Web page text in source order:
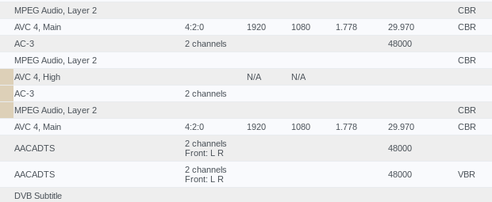
MPEG Audio, Layer 2 CBR
AVC 4, Main 4:2:0 1920 1080 1.778 29.970 CBR
AC-3 2 channels 48000
MPEG Audio, Layer 2 CBR
AVC 4, High N/A N/A
AC-3 2 channels
MPEG Audio, Layer 2 CBR
AVC 4, Main 4:2:0 1920 1080 1.778 29.970 CBR
AACADTS
2 channels
Front: L R
48000
AACADTS
2 channels
Front: L R
48000 VBR
DVB Subtitle